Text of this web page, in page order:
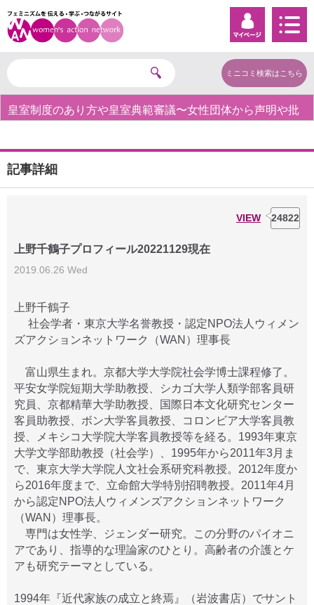
ミニコミ検索はこちら
皇室制度のあり方や皇室典範審議〜女性団体から声明や批
記事詳細
VIEW 24822
上野千鶴子プロフィール20221129現在
2019.06.26 Wed
上野千鶴子
社会学者・東京大学名誉教授・認定NPO法人ウィメン
ズアクションネットワーク（WAN）理事長
富山県生まれ。京都大学大学院社会学博士課程修了。
平安女学院短期大学助教授、シカゴ大学人類学部客員研
究員、京都精華大学助教授、国際日本文化研究センター
客員助教授、ボン大学客員教授、コロンビア大学客員教
授、メキシコ大学院大学客員教授等を経る。1993年東京
大学文学部助教授（社会学）、1995年から2011年3月ま
で、東京大学大学院人文社会系研究科教授。2012年度か
ら2016年度まで、立命館大学特別招聘教授。2011年4月
から認定NPO法人ウィメンズアクションネットワーク
（WAN）理事長。
専門は女性学、ジェンダー研究。この分野のパイオニ
アであり、指導的な理論家のひとり。高齢者の介護とケ
アも研究テーマとしている。
1994年『近代家族の成立と終焉』（岩波書店）でサント